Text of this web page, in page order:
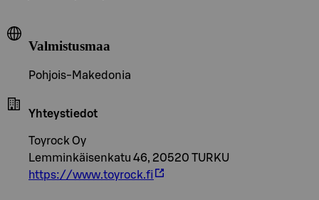
Valmistusmaa
Pohjois-Makedonia
Yhteystiedot
Toyrock Oy
Lemminkäisenkatu 46, 20520 TURKU
https://www.toyrock.fi